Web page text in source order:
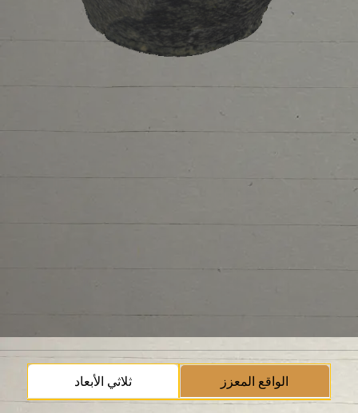
الواقع المعزز ثلاثي الأبعاد